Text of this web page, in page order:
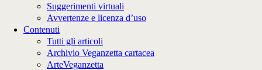
Suggerimenti virtuali
Avvertenze e licenza d’uso
Contenuti
Tutti gli articoli
Archivio Veganzetta cartacea
ArteVeganzetta